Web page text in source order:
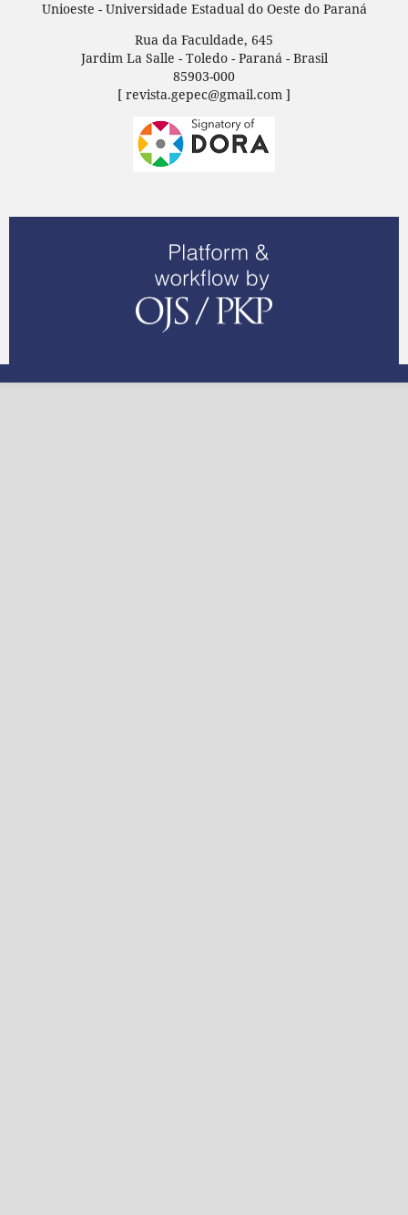
Unioeste - Universidade Estadual do Oeste do Paraná
Rua da Faculdade, 645
Jardim La Salle - Toledo - Paraná - Brasil
85903-000
[ revista.gepec@gmail.com ]